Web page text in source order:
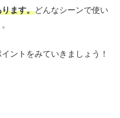
ます。どんなシーンで使い
ントをみていきましょう！